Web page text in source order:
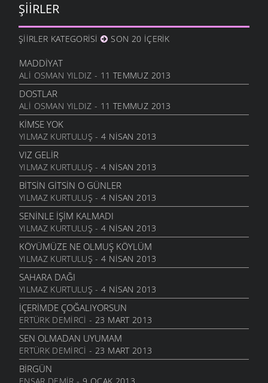
NASIL OLUR
6 MART 2006
İHTIYAR İNSAN
6 MART 2006
SEVGI ÜSTÜNE
6 MART 2006
ANLATAMADIK
6 MART 2006
GEL
6 MART 2006
ANNE
6 MART 2006
NATAŞA
6 MART 2006
ACABA
6 MART 2006
DOLUDUR
6 MART 2006
DAHASI VAR
6 MART 2006
ÖĞRETMENI GÖR
6 MART 2006
ÇORUH
6 MART 2006
ŞIIRLER
ŞIIRLER KATEGORISI SON 20 İÇERIK
MADDIYAT
ALI OSMAN YILDIZ - 11 TEMMUZ 2013
DOSTLAR
ALI OSMAN YILDIZ - 11 TEMMUZ 2013
KIMSE YOK
YILMAZ KURTULUŞ - 4 NISAN 2013
VIZ GELIR
YILMAZ KURTULUŞ - 4 NISAN 2013
BITSIN GITSIN O GÜNLER
YILMAZ KURTULUŞ - 4 NISAN 2013
SENINLE İŞIM KALMADI
YILMAZ KURTULUŞ - 4 NISAN 2013
KÖYÜMÜZE NE OLMUŞ KÖYLÜM
YILMAZ KURTULUŞ - 4 NISAN 2013
SAHARA DAĞI
YILMAZ KURTULUŞ - 4 NISAN 2013
İÇERIMDE ÇOĞALIYORSUN
ERTÜRK DEMIRCI - 23 MART 2013
SEN OLMADAN UYUMAM
ERTÜRK DEMIRCI - 23 MART 2013
BIRGÜN